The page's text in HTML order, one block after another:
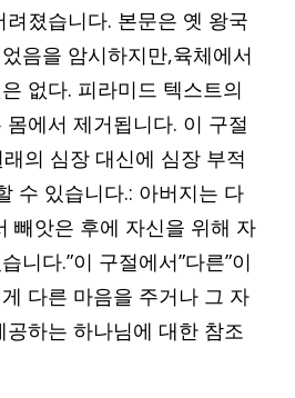
졌습니다. 본문은 옛 왕국
음을 암시하지만,육체에서
없다. 피라미드 텍스트의
에서 제거됩니다. 이 구절
의 심장 대신에 심장 부적
수 있습니다.: 아버지는 다
빼앗은 후에 자신을 위해 자
니다.”이 구절에서”다른”이
다른 마음을 주거나 그 자
하는 하나님에 대한 참조